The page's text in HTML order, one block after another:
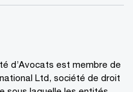
d’Avocats est membre de
Ltd, société de droit